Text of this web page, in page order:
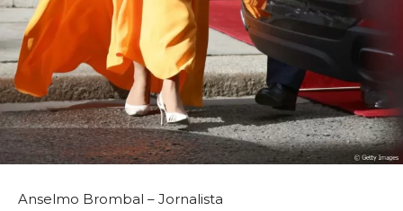
Anselmo Brombal – Jornalista